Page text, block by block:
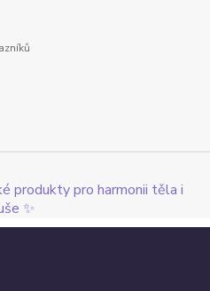
produkty pro harmonii těla i
✨